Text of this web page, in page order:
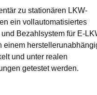
zu stationären LKW-
ein vollautomatisiertes
Bezahlsystem für E-
einem
und unter realen
getestet werden.